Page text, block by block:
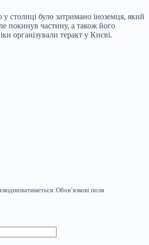
столиці було затримано іноземця, який
покинув частину, а також його
організували теракт у Києві.
Обов’язкові поля